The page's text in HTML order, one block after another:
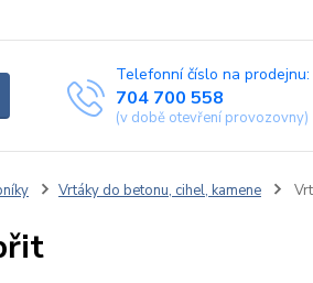
Telefonní číslo na prodejnu:
704 700 558
(v době otevření provozovny)
Vrtáky do betonu, cihel, kamene